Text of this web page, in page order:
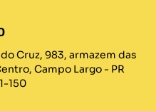
Cruz, 983, armazem das
Campo Largo - PR
150